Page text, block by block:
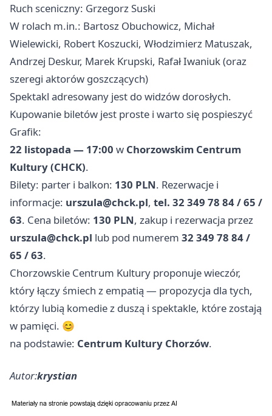
Ruch sceniczny: Grzegorz Suski
W rolach m.in.: Bartosz Obuchowicz, Michał
Wielewicki, Robert Koszucki, Włodzimierz Matuszak,
Andrzej Deskur, Marek Krupski, Rafał Iwaniuk (oraz
szeregi aktorów goszczących)
Spektakl adresowany jest do widzów dorosłych.
Kupowanie biletów jest proste i warto się pospieszyć
Grafik:
22 listopada — 17:00 w Chorzowskim Centrum
Kultury (CHCK).
Bilety: parter i balkon: 130 PLN. Rezerwacje i
informacje: urszula@chck.pl, tel. 32 349 78 84 / 65 /
63. Cena biletów: 130 PLN, zakup i rezerwacja przez
urszula@chck.pl lub pod numerem 32 349 78 84 /
65 / 63.
Chorzowskie Centrum Kultury proponuje wieczór,
który łączy śmiech z empatią — propozycja dla tych,
którzy lubią komedie z duszą i spektakle, które zostają
w pamięci. 😊
na podstawie: Centrum Kultury Chorzów.
Autor:krystian